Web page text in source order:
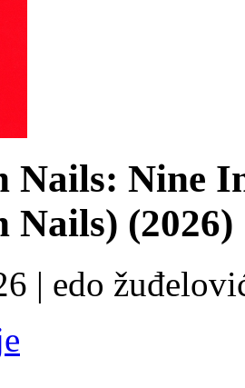
Nails: Nine
Nails) (2026)
| edo